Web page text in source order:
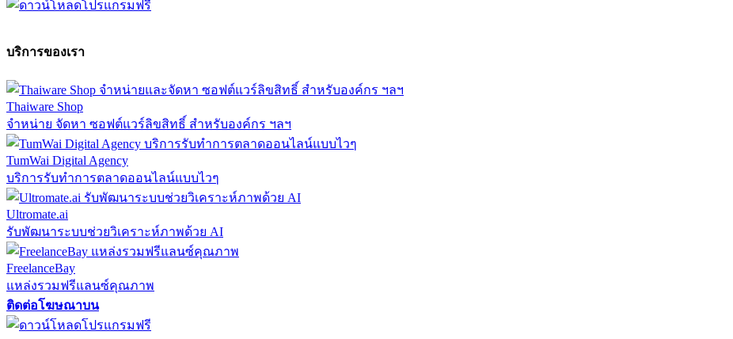
บริการของเรา
Thaiware Shop
จำหน่าย จัดหา ซอฟต์แวร์ลิขสิทธิ์ สำหรับองค์กร ฯลฯ
TumWai Digital Agency
บริการรับทำการตลาดออนไลน์แบบไวๆ
Ultromate.ai
รับพัฒนาระบบช่วยวิเคราะห์ภาพด้วย AI
FreelanceBay
แหล่งรวมฟรีแลนซ์คุณภาพ
ติดต่อโฆษณาบน